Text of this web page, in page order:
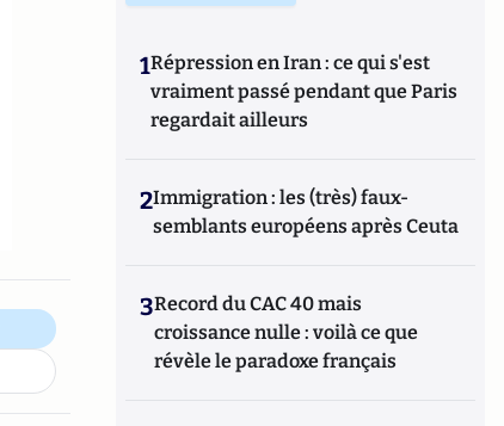
1Répression en Iran : ce qui s'est
vraiment passé pendant que Paris
regardait ailleurs
2Immigration : les (très) faux-
semblants européens après Ceuta
3Record du CAC 40 mais
croissance nulle : voilà ce que
révèle le paradoxe français